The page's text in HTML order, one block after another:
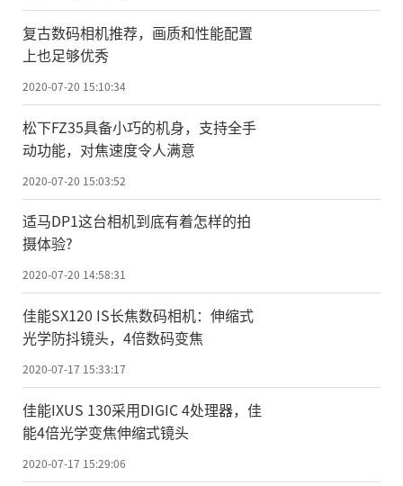
复古数码相机推荐，画质和性能配置
上也足够优秀
2020-07-20 15:10:34
松下FZ35具备小巧的机身，支持全手
动功能，对焦速度令人满意
2020-07-20 15:03:52
适马DP1这台相机到底有着怎样的拍
摄体验?
2020-07-20 14:58:31
佳能SX120 IS长焦数码相机：伸缩式
光学防抖镜头，4倍数码变焦
2020-07-17 15:33:17
佳能IXUS 130采用DIGIC 4处理器，佳
能4倍光学变焦伸缩式镜头
2020-07-17 15:29:06